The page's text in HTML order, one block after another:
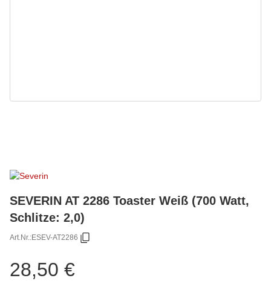
SEVERIN AT 2286 Toaster Weiß (700 Watt,
Schlitze: 2,0)
Art.Nr.:ESEV-AT2286
28,50 €